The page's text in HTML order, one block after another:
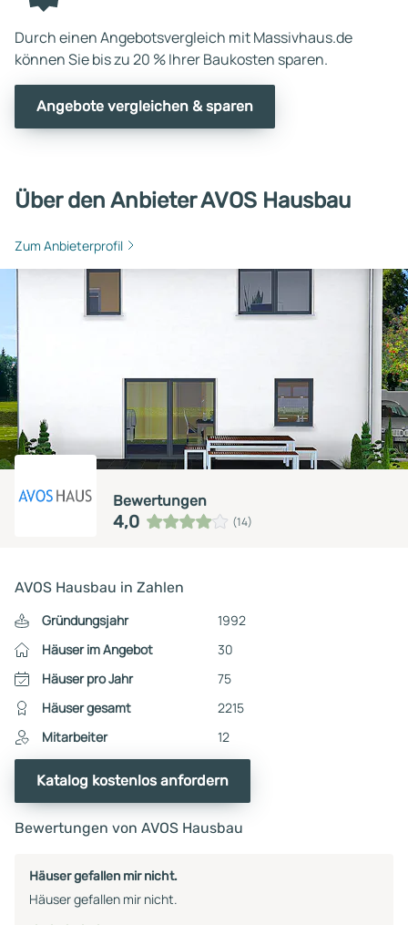
Durch einen Angebotsvergleich mit Massivhaus.de
können Sie bis zu 20 % Ihrer Baukosten sparen.
Angebote vergleichen & sparen
Über den Anbieter AVOS Hausbau
Zum Anbieterprofil
Bewertungen
4,0 (14)
AVOS Hausbau in Zahlen
Gründungsjahr
1992
Häuser im Angebot
30
Häuser pro Jahr
75
Häuser gesamt
2215
Mitarbeiter
12
Katalog kostenlos anfordern
Bewertungen von AVOS Hausbau
Häuser gefallen mir nicht.
Häuser gefallen mir nicht.